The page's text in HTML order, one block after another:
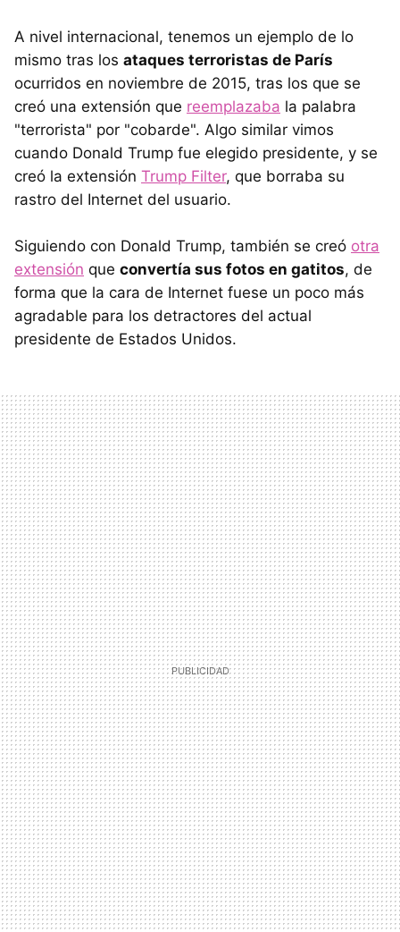
A nivel internacional, tenemos un ejemplo de lo
mismo tras los ataques terroristas de París
ocurridos en noviembre de 2015, tras los que se
creó una extensión que reemplazaba la palabra
"terrorista" por "cobarde". Algo similar vimos
cuando Donald Trump fue elegido presidente, y se
creó la extensión Trump Filter, que borraba su
rastro del Internet del usuario.
Siguiendo con Donald Trump, también se creó otra
extensión que convertía sus fotos en gatitos, de
forma que la cara de Internet fuese un poco más
agradable para los detractores del actual
presidente de Estados Unidos.